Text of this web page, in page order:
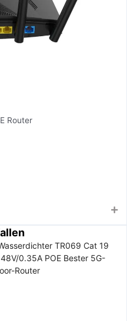
Router
TR069 Cat 19
0.35A POE Bester 5G-
Router